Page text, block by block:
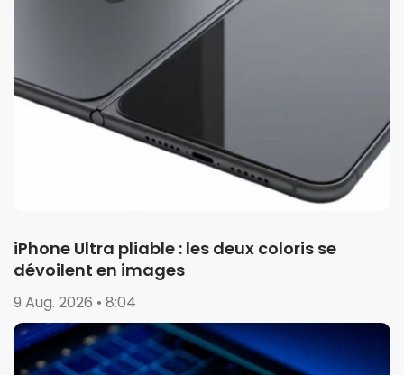
iPhone Ultra pliable : les deux coloris se
dévoilent en images
9 Aug. 2026 • 8:04